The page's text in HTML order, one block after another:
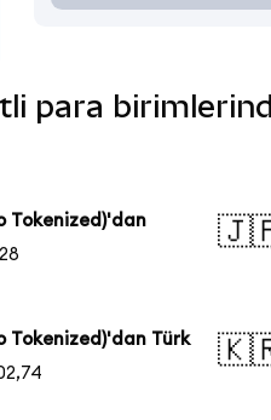
para
Tokenized)'dan
Tokenized)'dan Türk